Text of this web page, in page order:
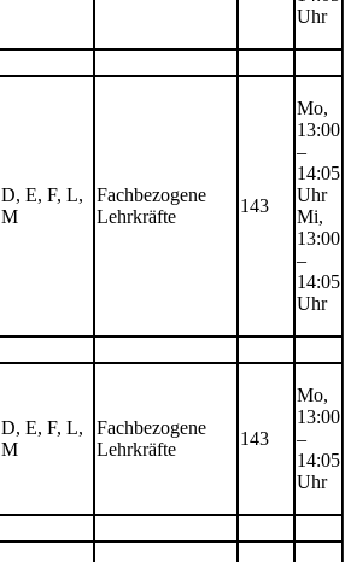
Uhr
D, E, F, L,
M
Fachbezogene
Lehrkräfte
143
Mo,
13:00
–
14:05
Uhr
Mi,
13:00
–
14:05
Uhr
D, E, F, L,
M
Fachbezogene
Lehrkräfte
143
Mo,
13:00
–
14:05
Uhr